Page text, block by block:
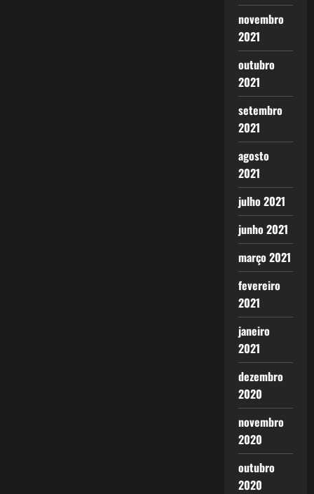
novembro
2021
outubro
2021
setembro
2021
agosto
2021
julho 2021
junho 2021
março 2021
fevereiro
2021
janeiro
2021
dezembro
2020
novembro
2020
outubro
2020